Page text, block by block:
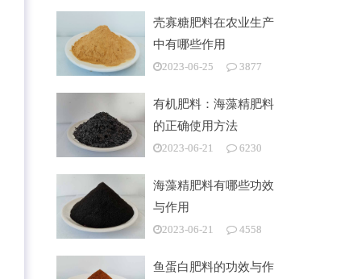
壳寡糖肥料在农业生产
中有哪些作用
2023-06-25 3877
有机肥料：海藻精肥料
的正确使用方法
2023-06-21 6230
海藻精肥料有哪些功效
与作用
2023-06-21 4558
鱼蛋白肥料的功效与作